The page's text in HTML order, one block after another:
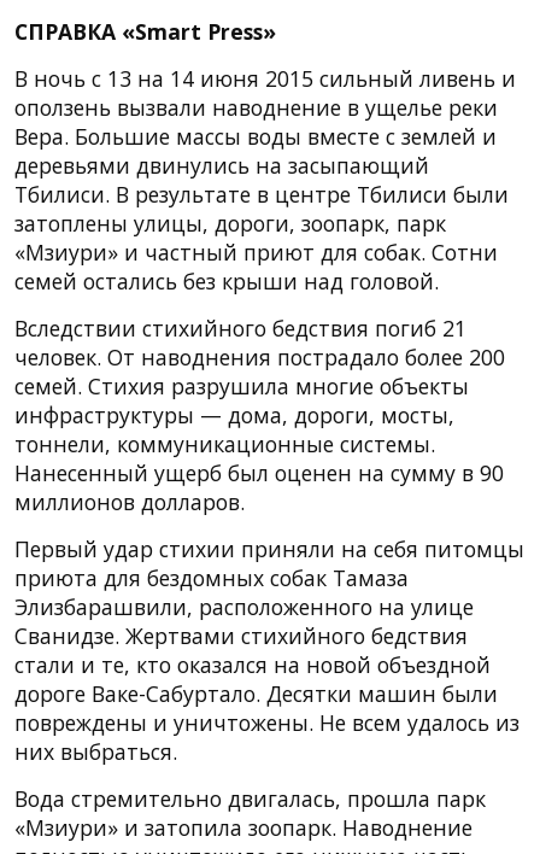
СПРАВКА «Smart Press»
В ночь c 13 на 14 июня 2015 сильный ливень и
оползень вызвали наводнение в ущелье реки
Вера. Большие массы воды вместе с землей и
деревьями двинулись на засыпающий
Тбилиси. В результате в центре Тбилиси были
затоплены улицы, дороги, зоопарк, парк
«Мзиури» и частный приют для собак. Сотни
семей остались без крыши над головой.
Вследствии стихийного бедствия погиб 21
человек. От наводнения пострадало более 200
семей. Стихия разрушила многие объекты
инфраструктуры — дома, дороги, мосты,
тоннели, коммуникационные системы.
Нанесенный ущерб был оценен на сумму в 90
миллионов долларов.
Первый удар стихии приняли на себя питомцы
приюта для бездомных собак Тамаза
Элизбарашвили, расположенного на улице
Сванидзе. Жертвами стихийного бедствия
стали и те, кто оказался на новой объездной
дороге Ваке-Сабуртало. Десятки машин были
повреждены и уничтожены. Не всем удалось из
них выбраться.
Вода стремительно двигалась, прошла парк
«Мзиури» и затопила зоопарк. Наводнение